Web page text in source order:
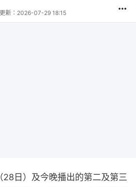
更新： 2026-07-29 18:15
28日）及今晚播出的第二及第三